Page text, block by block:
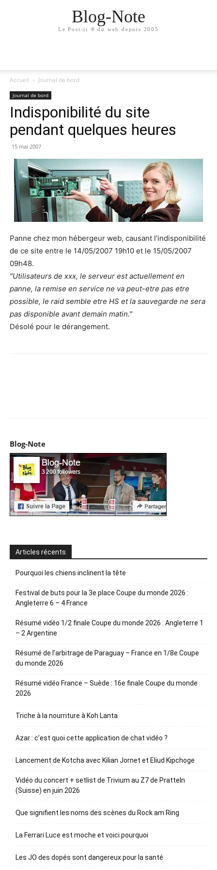
Blog-Note
Le Post-it ® du web depuis 2005
Accueil Journal de bord
Journal de bord
Indisponibilité du site
pendant quelques heures
15 mai 2007
Panne chez mon hébergeur web, causant l’indisponibilité
de ce site entre le 14/05/2007 19h10 et le 15/05/2007
09h48.
Utilisateurs de xxx, le serveur est actuellement en
panne, la remise en service ne va peut-etre pas etre
possible, le raid semble etre HS et la sauvegarde ne sera
pas disponible avant demain matin.
Désolé pour le dérangement.
Blog-Note
Articles récents
Pourquoi les chiens inclinent la tête
Festival de buts pour la 3e place Coupe du monde 2026 :
Angleterre 6 – 4 France
Résumé vidéo 1/2 finale Coupe du monde 2026 : Angleterre 1
– 2 Argentine
Résumé de l’arbitrage de Paraguay – France en 1/8e Coupe
du monde 2026
Résumé vidéo France – Suède : 16e finale Coupe du monde
2026
Triche à la nourriture à Koh Lanta
Azar : c’est quoi cette application de chat vidéo ?
Lancement de Kotcha avec Kilian Jornet et Eliud Kipchoge
Vidéo du concert + setlist de Trivium au Z7 de Pratteln
(Suisse) en juin 2026
Que signifient les noms des scènes du Rock am Ring
La Ferrari Luce est moche et voici pourquoi
Les JO des dopés sont dangereux pour la santé